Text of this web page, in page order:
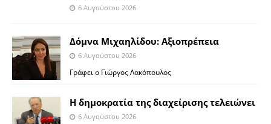
6 Αυγούστου 2026
Δόμνα Μιχαηλίδου: Αξιοπρέπεια
6 Αυγούστου 2026
Γράφει ο Γιώργος Λακόπουλος
Η δημοκρατία της διαχείρισης τελειώνει
6 Αυγούστου 2026